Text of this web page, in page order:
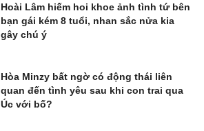
Hoài Lâm hiếm hoi khoe ảnh tình tứ bên
bạn gái kém 8 tuổi, nhan sắc nửa kia
gây chú ý
Hòa Minzy bất ngờ có động thái liên
quan đến tình yêu sau khi con trai qua
Úc với bố?